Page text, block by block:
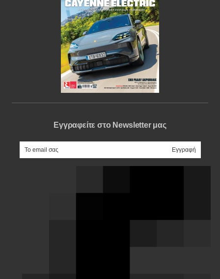
Εγγραφείτε στο Newsletter μας
e-mail